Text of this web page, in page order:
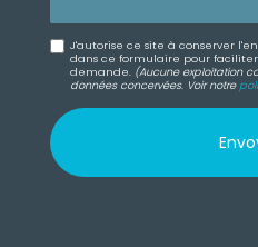
J'autorise ce site à conserver
dans ce formulaire pour
demande. (Aucune exploitation
données concervées. Voir notre